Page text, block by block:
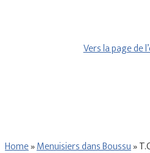
Vers la page de
Home»Menuisiers dans Boussu»